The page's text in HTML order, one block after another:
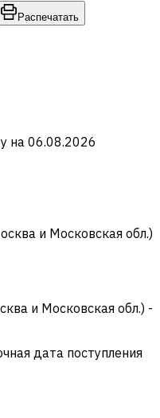
Распечатать
на 06.08.2026
и Московская обл.)
и Московская обл.) -
дата поступления